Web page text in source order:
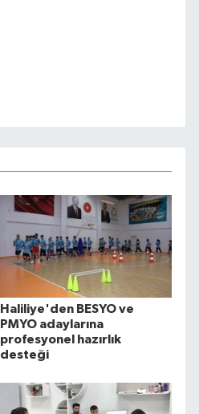
Haliliye'den BESYO ve
PMYO adaylarına
profesyonel hazırlık
desteği